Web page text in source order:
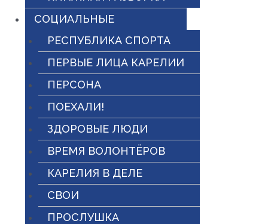
СОЦИАЛЬНЫЕ
РЕСПУБЛИКА СПОРТА
ПЕРВЫЕ ЛИЦА КАРЕЛИИ
ПЕРСОНА
ПОЕХАЛИ!
ЗДОРОВЫЕ ЛЮДИ
ВРЕМЯ ВОЛОНТЁРОВ
КАРЕЛИЯ В ДЕЛЕ
СВОИ
ПРОСЛУШКА